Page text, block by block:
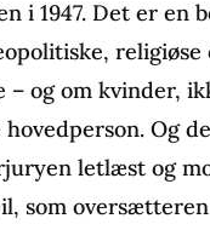
i 1947. Det er en
religiøse
– og om kvinder,
Og
letlæst og
som